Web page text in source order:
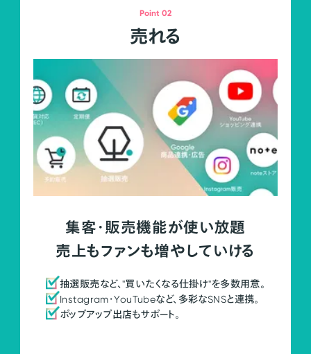
Point 02
売れる
集客・販売機能が使い放題
売上もファンも増やしていける
抽選販売など、"買いたくなる仕掛け"を多数用意。
Instagram・YouTubeなど、多彩なSNSと連携。
ポップアップ出店もサポート。